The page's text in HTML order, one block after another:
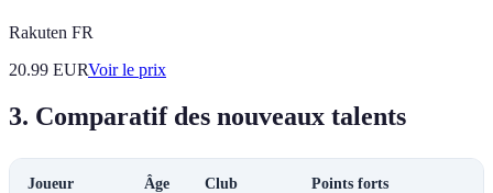
Rakuten FR
20.99 EURVoir le prix
3. Comparatif des nouveaux talents
Joueur Âge Club Points forts